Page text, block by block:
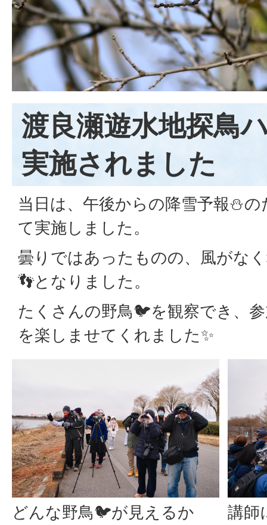
渡良瀬遊水地探鳥
実施されました
当日は、午後からの降雪予報⛄
て実施しました。
曇りではあったものの、風がな
👣となりました。
たくさんの野鳥🐦を観察でき、
を楽しませてくれました✨
どんな野鳥🐦が見えるか
講師